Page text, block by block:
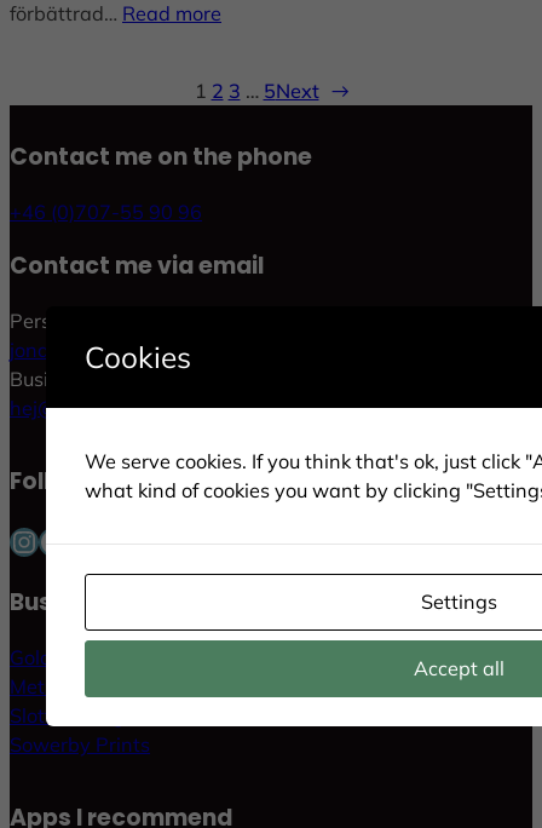
förbättrad… Read more
1 2 3 … 5Next →
Contact me on the phone
+46 (0)707-55 90 96
Contact me via email
Personal:
jonas.p.gold@gmail.com
Business:
hej@goldlife.se
Follow me in social
InstagramFacebook LinkedIn Twitter Pinterest YouTube
Businesses & Websites
GoldLife AB
MethodKit AB
Slott i Sverige
Sowerby Prints
Apps I recommend
Cookies
We serve cookies. If you think that's ok, just click
what kind of cookies you want by clicking
Settings
Accept all